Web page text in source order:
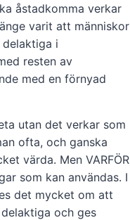
åstadkomma verkar
varit att människor
i
resten av
med en förnyad
utan det verkar som
ofta, och ganska
värda. Men VARFÖR
som kan användas. I
det mycket om att
och ges